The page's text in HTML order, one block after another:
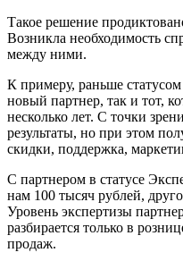
Такое решение
Возникла необходимость
между ними.
К примеру, раньше
новый партнер, так и тот,
несколько лет. С точки
результаты, но при этом
скидки, поддержка,
С партнером в статусе
нам 100 тысяч рублей,
Уровень экспертизы
разбирается только в
продаж.